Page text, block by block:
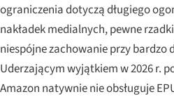
ograniczenia dotyczą długiego
nakładek medialnych, pewne
niespójne zachowanie przy bardzo
Uderzającym wyjątkiem w 2026 r.
Amazon natywnie nie obsługuje